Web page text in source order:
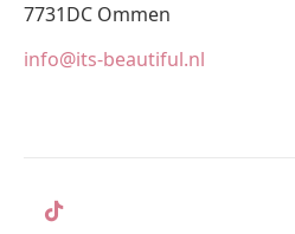
7731DC Ommen
info@its-beautiful.nl